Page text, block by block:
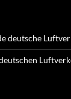
deutsche